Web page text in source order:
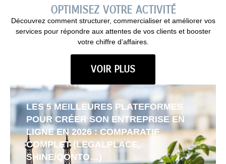
OPTIMISEZ VOTRE ACTIVITÉ
Découvrez comment structurer, commercialiser et améliorer vos
services pour répondre aux attentes de vos clients et booster
votre chiffre d’affaires.
VOIR PLUS
LES 5 MEILLEURES PLATEFORMES
POUR CRÉER SON ENTREPRISE EN
LIGNE EN 2026 : COMPARATIF
COMPLET (LEGALPLACE,
SHINE/QONTO…)